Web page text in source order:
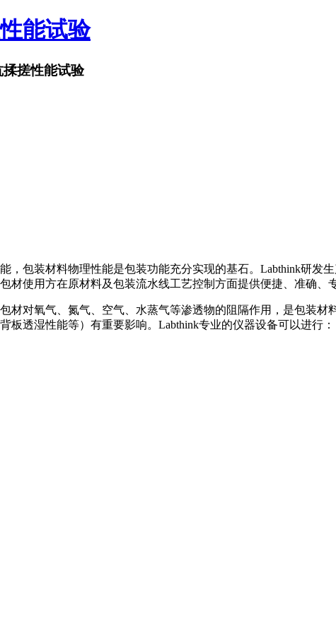
能试验
搓性能试验
，包装材料物理性能是包装功能充分实现的基石。Labthink研发
使用方在原材料及包装流水线工艺控制方面提供便捷、准确、
对氧气、氮气、空气、水蒸气等渗透物的阻隔作用，是包装材
透湿性能等）有重要影响。Labthink专业的仪器设备可以进行：